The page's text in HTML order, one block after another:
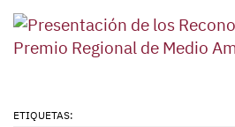
ETIQUETAS: